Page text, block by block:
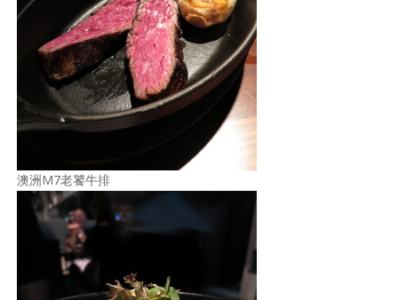
澳洲M7老饕牛排